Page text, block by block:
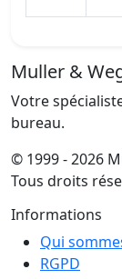
Muller &
Votre
bureau.
© 1999 - 2026
Tous droits
Informations
Qui
RGPD